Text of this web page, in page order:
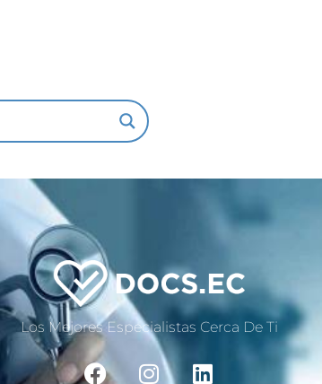
Los Mejores Especialistas Cerca De Ti